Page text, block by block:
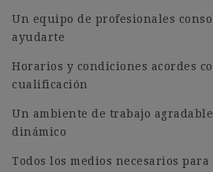
Un equipo de profesionales
ayudarte
Horarios y condiciones acordes
cualificación
Un ambiente de trabajo
dinámico
Todos los medios necesarios